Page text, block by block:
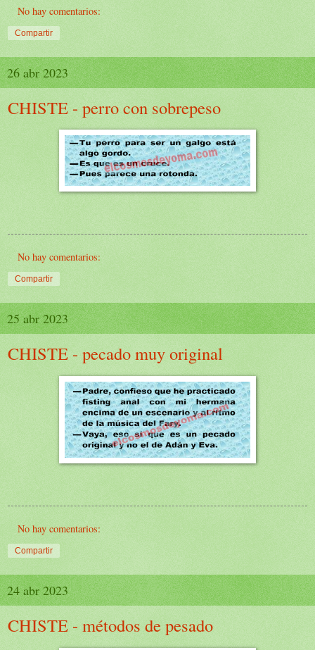
No hay comentarios:
Compartir
26 abr 2023
CHISTE - perro con sobrepeso
No hay comentarios:
Compartir
25 abr 2023
CHISTE - pecado muy original
No hay comentarios:
Compartir
24 abr 2023
CHISTE - métodos de pesado